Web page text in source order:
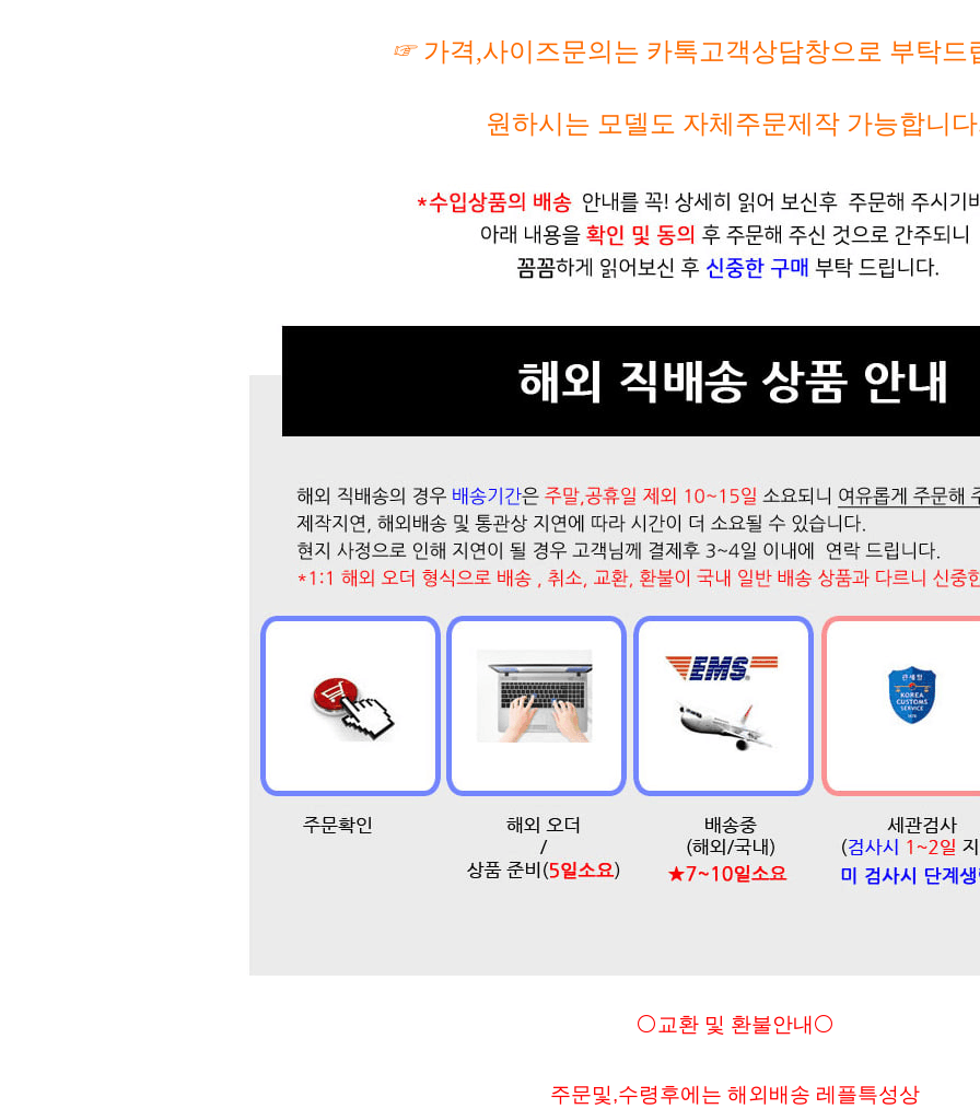
☞ 가격,사이즈문의는 카톡고객상담창으로 부탁드
원하시는 모델도 자체주문제작 가능합니다
⚪교환 및 환불안내⚪
주문및,수령후에는 해외배송 레플특성상